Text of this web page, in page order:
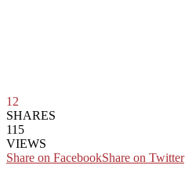
12
SHARES
115
VIEWS
Share on FacebookShare on Twitter